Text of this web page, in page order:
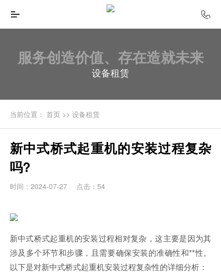
服务创造价值、存在造就未来
设备租赁
当前位置： 首页>> 设备租赁
新中式桥式起重机的安装过程复杂
吗?
时间：2024-07-27 点击：54
新中式桥式起重机的安装过程相对复杂，这主要是因为其
涉及多个环节和步骤，且需要确保安装的准确性和**性。
以下是对新中式桥式起重机安装过程复杂性的详细分析：